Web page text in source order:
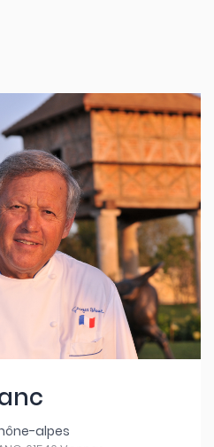
alpes